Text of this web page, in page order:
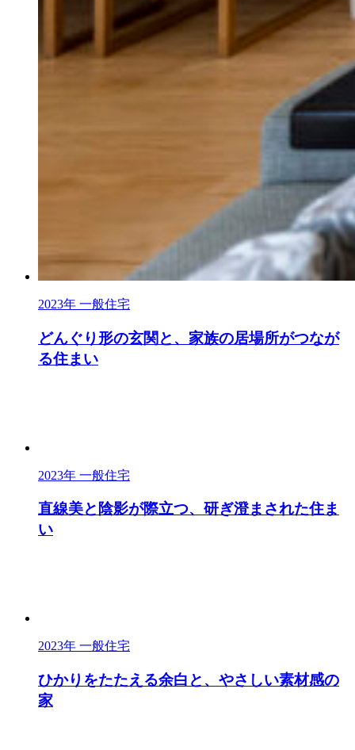
2023年 一般住宅
どんぐり形の玄関と、家族の居場所がつなが
る住まい
2023年 一般住宅
直線美と陰影が際立つ、研ぎ澄まされた住ま
い
2023年 一般住宅
ひかりをたたえる余白と、やさしい素材感の
家